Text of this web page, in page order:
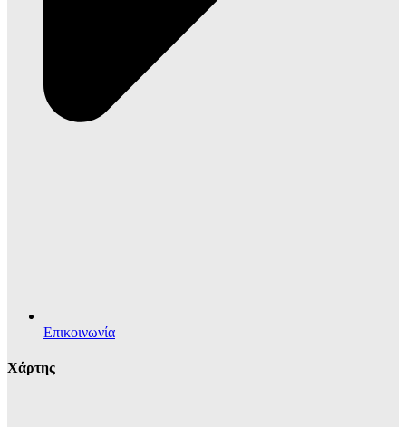
Επικοινωνία
Χάρτης